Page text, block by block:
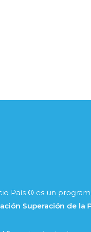
País ® es un
Superación de la